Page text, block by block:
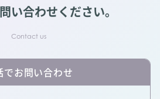
い合わせください。
でお問い合わせ